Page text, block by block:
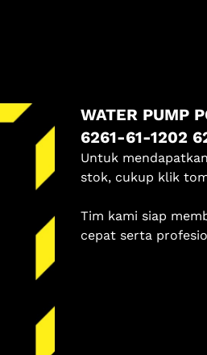
Masuk
Lanjutkan dengan
Dengan melanjutkan, kamu telah
dengan Ketentuan Layanandan
WATER PUMP
6261-61-1202
Untuk
stok, cukup klik
Tim kami siap
cepat serta